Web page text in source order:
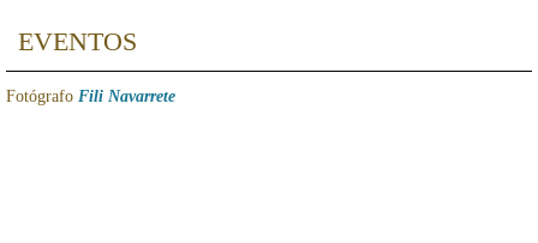
EVENTOS
Fotógrafo Fili Navarrete